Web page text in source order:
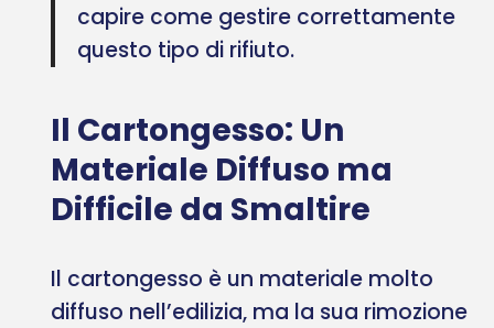
capire come gestire correttamente
questo tipo di rifiuto.
Il Cartongesso: Un
Materiale Diffuso ma
Difficile da Smaltire
Il cartongesso è un materiale molto
diffuso nell’edilizia, ma la sua rimozione